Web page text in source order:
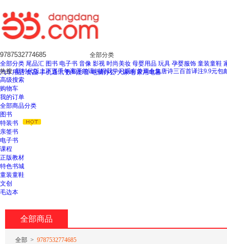
全部分类
全部分类 尾品汇 图书 电子书 音像 影视 时尚美妆 母婴用品 玩具 孕婴服饰 童装童鞋
汽车用品 食品 手机通讯 数码影音 电脑办公 大家电 家用电器
热搜:新时代版上下五千年离开前请叫醒我学习观有兽焉全集唐诗三百首译注9.9元包
高级搜索
购物车
我的订单
全部商品分类
图书
特装书
亲签书
电子书
课程
正版教材
特色书城
童装童鞋
文创
毛边本
全部商品
全部 > 9787532774685